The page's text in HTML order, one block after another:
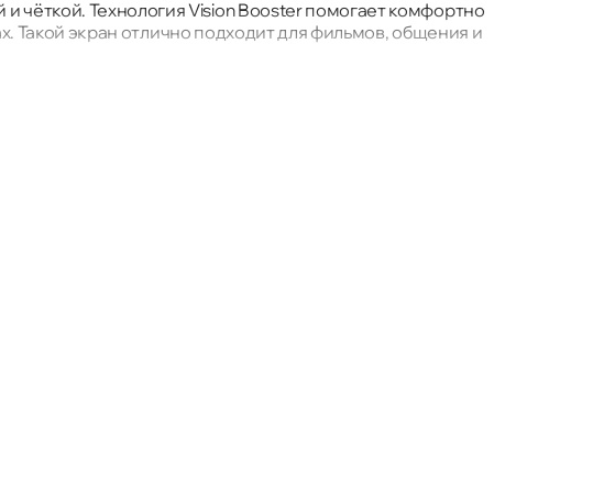
Технология Vision Booster помогает комфортно
Такой экран отлично подходит для фильмов, общения и
заряд при активном использовании, поэтому подходит